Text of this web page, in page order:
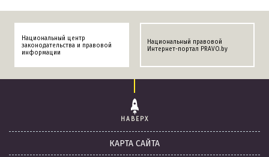
Национальный центр
законодательства и правовой
информации
Национальный правовой
Интернет-портал PRAVO.by
НАВЕРХ
КАРТА САЙТА